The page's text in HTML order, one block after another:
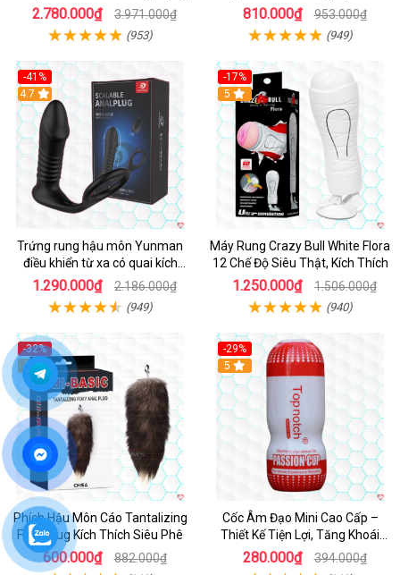
2.780.000₫ 3.971.000₫
(953)
Kích Thích
810.000₫ 953.000₫
(949)
-41%
Hot
4.7
Trứng rung hậu môn Yunman
điều khiển từ xa có quai kích
thích
1.290.000₫ 2.186.000₫
(949)
-17%
5
Máy Rung Crazy Bull White Flora
12 Chế Độ Siêu Thật, Kích Thích
1.250.000₫ 1.506.000₫
(940)
-32%
Hot
5
Phích Hậu Môn Cáo Tantalizing
Foxy Plug Kích Thích Siêu Phê
600.000₫ 882.000₫
-29%
5
Cốc Âm Đạo Mini Cao Cấp –
Thiết Kế Tiện Lợi, Tăng Khoái
Cảm
280.000₫ 394.000₫